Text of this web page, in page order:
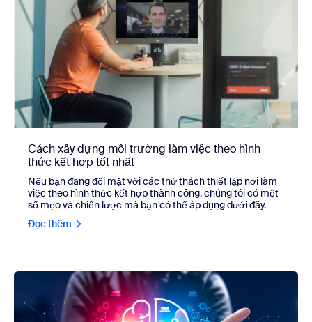
Cách xây dựng môi trường làm việc theo hình
thức kết hợp tốt nhất
Nếu bạn đang đối mặt với các thử thách thiết lập nơi làm
việc theo hình thức kết hợp thành công, chúng tôi có một
số mẹo và chiến lược mà bạn có thể áp dụng dưới đây.
Đọc thêm